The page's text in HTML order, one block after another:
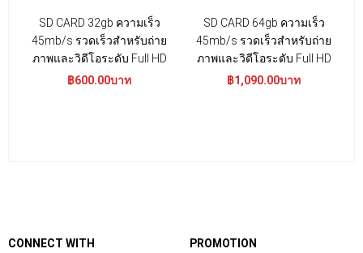
SD CARD 32gb ความเร็ว
45mb/s รวดเร็วสำหรับถ่าย
ภาพและวิดีโอระดับ Full HD
฿600.00บาท
SD CARD 64gb ความเร็ว
45mb/s รวดเร็วสำหรับถ่าย
ภาพและวิดีโอระดับ Full HD
฿1,090.00บาท
CONNECT WITH PROMOTION